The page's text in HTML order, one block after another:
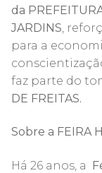
da
JARDINS ,
para a
faz parte do
DE FREITAS.
Sobre a FEIRA
Há 26 anos, a